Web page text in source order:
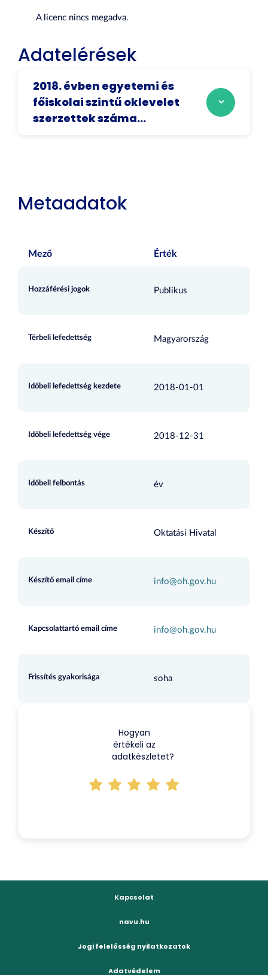
A licenc nincs megadva.
Adatelérések
2018. évben egyetemi és
főiskolai szintű oklevelet
szerzettek száma...
Metaadatok
Mező Érték
Hozzáférési jogok Publikus
Térbeli lefedettség Magyarország
Időbeli lefedettség kezdete 2018-01-01
Időbeli lefedettség vége 2018-12-31
Időbeli felbontás év
Készítő Oktatási Hivatal
Készítő email címe info@oh.gov.hu
Kapcsolattartó email címe info@oh.gov.hu
Frissítés gyakorisága soha
Hogyan
értékeli az
adatkészletet?
Kapcsolat
navu.hu
Jogi felelősség nyilatkozatok
Adatvédelem